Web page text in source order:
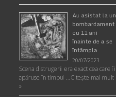
Au asistat la un
bombardament
cu 11 ani
înainte de a se
întâmpla
20/07/2023
Scena distrugerii era exact cea care îi
apăruse în timpul …Citește mai mult
»